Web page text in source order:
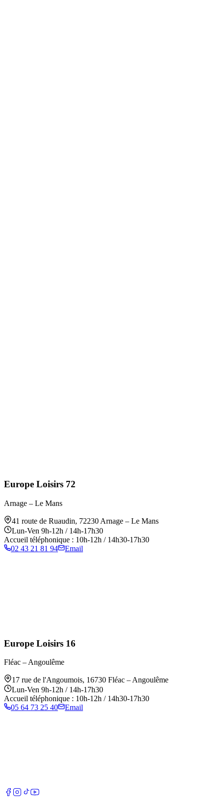
Europe Loisirs 72
Arnage – Le Mans
41 route de Ruaudin, 72230 Arnage – Le Mans
Lun-Ven 9h-12h / 14h-17h30
Accueil téléphonique : 10h-12h / 14h30-17h30
02 43 21 81 94
Email
Europe Loisirs 16
Fléac – Angoulême
17 rue de l'Angoumois, 16730 Fléac – Angoulême
Lun-Ven 9h-12h / 14h-17h30
Accueil téléphonique : 10h-12h / 14h30-17h30
05 64 73 25 40
Email